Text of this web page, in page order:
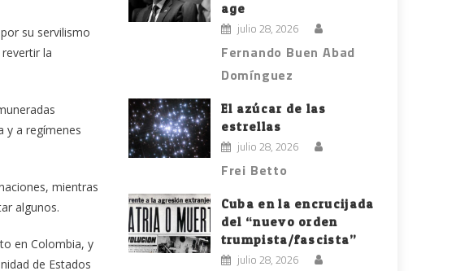
su servilismo
la
y a regímenes
mientras
algunos.
en Colombia, y
de Estados
age
julio 28, 2026
Fernando Buen Abad
Domínguez
El azúcar de las
estrellas
julio 28, 2026
Frei Betto
Cuba en la encrucijada
del “nuevo orden
trumpista/fascista”
julio 28, 2026